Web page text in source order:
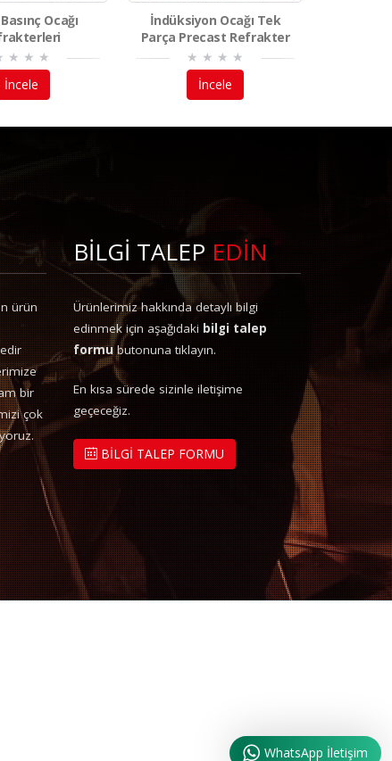
Ocağı
İncele
İndüksiyon Ocağı Tek
Parça Precast Refrakter
İncele
ürün
bir
çok
BİLGİ TALEPEDİN
Ürünlerimiz hakkında detaylı bilgi
edinmek için aşağıdaki bilgi talep
formubutonuna tıklayın.
En kısa sürede sizinle iletişime
geçeceğiz.
BİLGİ TALEP FORMU
WhatsApp İletişim